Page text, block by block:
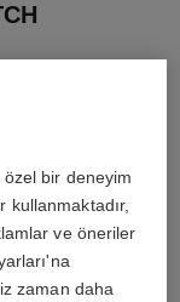
bir deneyim
ve öneriler
zaman daha